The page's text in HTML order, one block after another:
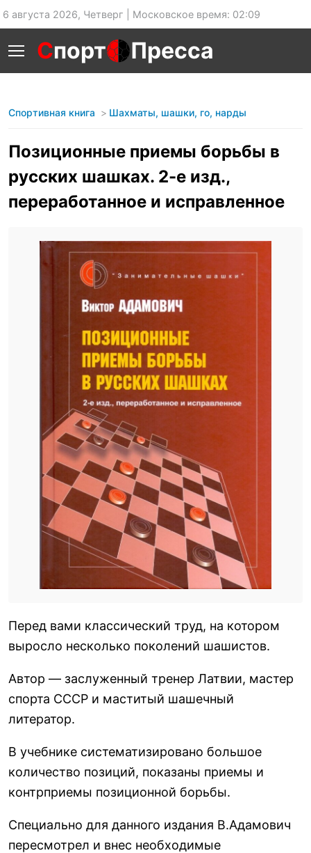
6 августа 2026, Четверг | Московское время: 02:09
Спорт Пресса
Спортивная книга Шахматы, шашки, го, нарды
Позиционные приемы борьбы в
русских шашках. 2-е изд.,
переработанное и исправленное
Перед вами классический труд, на котором
выросло несколько поколений шашистов.
Автор — заслуженный тренер Латвии, мастер
спорта СССР и маститый шашечный
литератор.
В учебнике систематизировано большое
количество позиций, показаны приемы и
контрприемы позиционной борьбы.
Специально для данного издания В.Адамович
пересмотрел и внес необходимые